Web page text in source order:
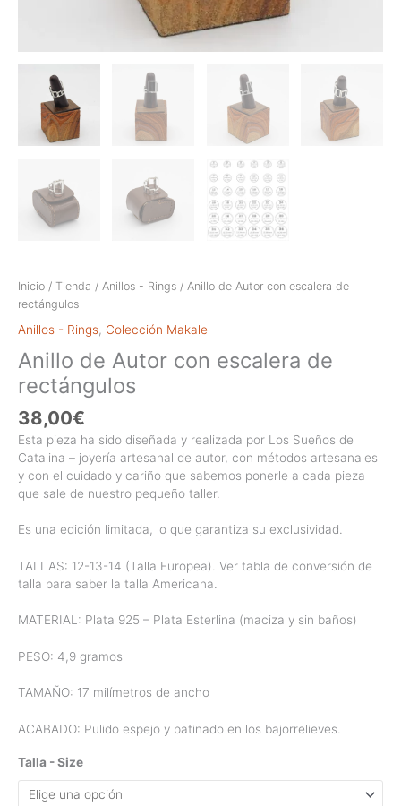
Inicio / Tienda / Anillos - Rings / Anillo de Autor con escalera de
rectángulos
Anillos - Rings, Colección Makale
Anillo de Autor con escalera de
rectángulos
38,00€
Esta pieza ha sido diseñada y realizada por Los Sueños de
Catalina – joyería artesanal de autor, con métodos artesanales
y con el cuidado y cariño que sabemos ponerle a cada pieza
que sale de nuestro pequeño taller.
Es una edición limitada, lo que garantiza su exclusividad.
TALLAS: 12-13-14 (Talla Europea). Ver tabla de conversión de
talla para saber la talla Americana.
MATERIAL: Plata 925 – Plata Esterlina (maciza y sin baños)
PESO: 4,9 gramos
TAMAÑO: 17 milímetros de ancho
ACABADO: Pulido espejo y patinado en los bajorrelieves.
Talla - Size